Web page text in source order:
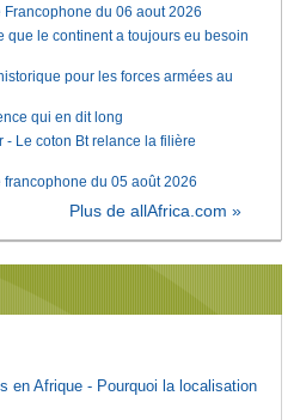
du 06 aout 2026
que le continent a toujours eu besoin
pour les forces armées au
qui en dit long
Le coton Bt relance la filière
du 05 août 2026
Plus de allAfrica.com »
en Afrique - Pourquoi la localisation